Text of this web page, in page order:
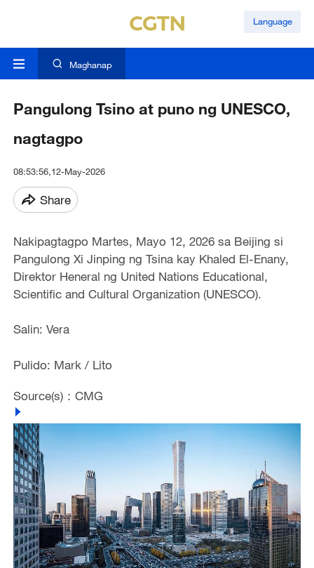
Language
Maghanap
Pangulong Tsino at puno ng UNESCO,
nagtagpo
08:53:56,12-May-2026
Share
Nakipagtagpo Martes, Mayo 12, 2026 sa Beijing si
Pangulong Xi Jinping ng Tsina kay Khaled El-Enany,
Direktor Heneral ng United Nations Educational,
Scientific and Cultural Organization (UNESCO).
Salin: Vera
Pulido: Mark / Lito
Source(s)：CMG